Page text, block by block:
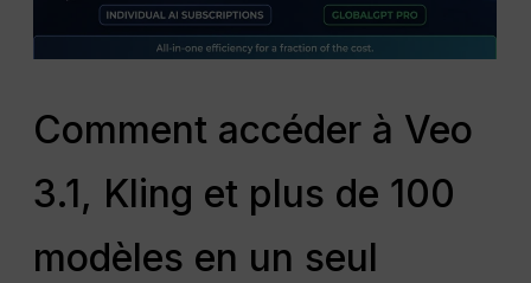
Comment accéder à Veo
3.1, Kling et plus de 100
modèles en un seul